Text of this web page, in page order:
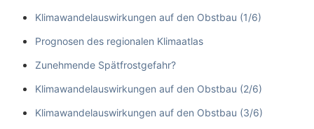
Klimawandelauswirkungen auf den Obstbau (1/6)
Prognosen des regionalen Klimaatlas
Zunehmende Spätfrostgefahr?
Klimawandelauswirkungen auf den Obstbau (2/6)
Klimawandelauswirkungen auf den Obstbau (3/6)